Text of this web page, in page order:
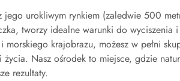
jego urokliwym rynkiem (zaledwie 500
tworzy idealne warunki do
morskiego krajobrazu, możesz w pełni
życia. Nasz ośrodek to miejsce, gdzie
rezultaty.